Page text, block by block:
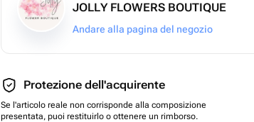
JOLLY FLOWERS BOUTIQUE
Andare alla pagina del negozio
Protezione dell'acquirente
Se l'articolo reale non corrisponde alla composizione
presentata, puoi restituirlo o ottenere un rimborso.